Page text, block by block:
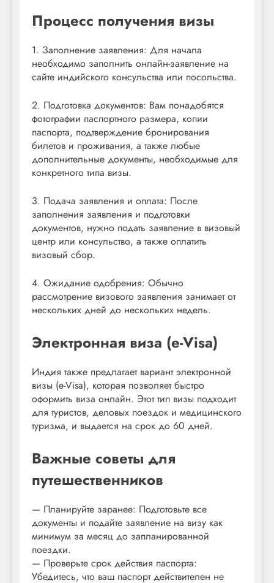
Процесс получения визы
1. Заполнение заявления: Для начала
необходимо заполнить онлайн-заявление на
сайте индийского консульства или посольства.
2. Подготовка документов: Вам понадобятся
фотографии паспортного размера, копии
паспорта, подтверждение бронирования
билетов и проживания, а также любые
дополнительные документы, необходимые для
конкретного типа визы.
3. Подача заявления и оплата: После
заполнения заявления и подготовки
документов, нужно подать заявление в визовый
центр или консульство, а также оплатить
визовый сбор.
4. Ожидание одобрения: Обычно
рассмотрение визового заявления занимает от
нескольких дней до нескольких недель.
Электронная виза (e-Visa)
Индия также предлагает вариант электронной
визы (e-Visa), которая позволяет быстро
оформить виза онлайн. Этот тип визы подходит
для туристов, деловых поездок и медицинского
туризма, и выдается на срок до 60 дней.
Важные советы для
путешественников
— Планируйте заранее: Подготовьте все
документы и подайте заявление на визу как
минимум за месяц до запланированной
поездки.
— Проверьте срок действия паспорта:
Убедитесь, что ваш паспорт действителен не